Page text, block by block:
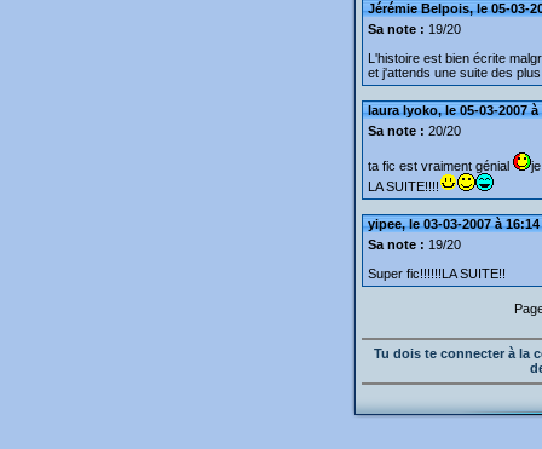
Jérémie Belpois, le 05-03-
Sa note : 19/20
L'histoire est bien écrite
et j'attends une suite des
laura lyoko, le 05-03-2007 à
Sa note : 20/20
ta fic est vraiment génial
LA SUITE!!!!
yipee, le 03-03-2007 à 16:14
Sa note : 19/20
Super fic!!!!!!LA SUITE!!
Tu dois te connecter à la